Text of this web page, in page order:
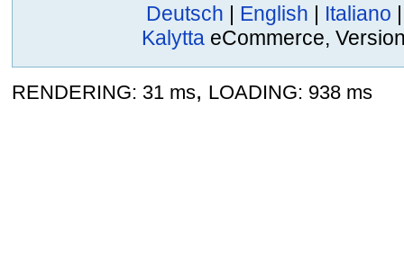
Deutsch | English | Italiano
Kalytta eCommerce,
RENDERING: 31 ms, LOADING: 938 ms